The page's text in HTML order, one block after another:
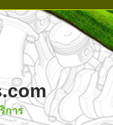
การ